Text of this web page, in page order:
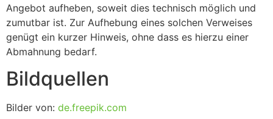
Angebot aufheben, soweit dies technisch möglich und
zumutbar ist. Zur Aufhebung eines solchen Verweises
genügt ein kurzer Hinweis, ohne dass es hierzu einer
Abmahnung bedarf.
Bildquellen
Bilder von: de.freepik.com